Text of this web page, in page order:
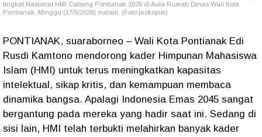
tingkat Nasional HMI Cabang Pontianak 2026 di Aula Rumah Dinas Wali Kota
Pontianak, Minggu (17/5/2026) malam. (Foto:prokopim)
PONTIANAK, suaraborneo – Wali Kota Pontianak Edi
Rusdi Kamtono mendorong kader Himpunan Mahasiswa
Islam (HMI) untuk terus meningkatkan kapasitas
intelektual, sikap kritis, dan kemampuan membaca
dinamika bangsa. Apalagi Indonesia Emas 2045 sangat
bergantung pada mereka yang hadir saat ini. Sedang di
sisi lain, HMI telah terbukti melahirkan banyak kader